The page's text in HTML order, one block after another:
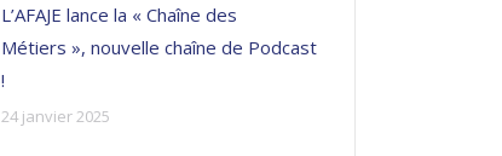
L’AFAJE lance la « Chaîne des
Métiers », nouvelle chaîne de Podcast
!
24 janvier 2025